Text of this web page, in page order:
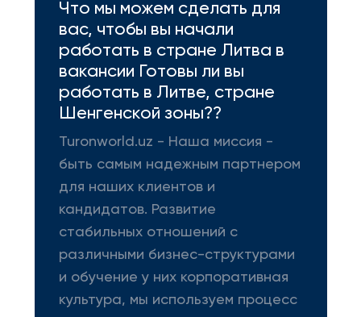
Что мы можем сделать для
вас, чтобы вы начали
работать в стране Литва в
вакансии Готовы ли вы
работать в Литве, стране
Шенгенской зоны??
Turonworld.uz - Наша миссия -
быть самым надежным партнером
для наших клиентов и
кандидатов. Развитие
стабильных отношений с
различными бизнес-структурами
и обучение у них корпоративная
культура, мы используем процесс